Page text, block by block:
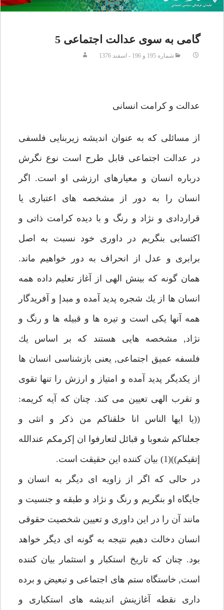
گامى به سوى عدالت اجتماعى 5
شماره 195 و 196 - اسفند 1376
عدالت و كرامت انسانى
از مسائلى كه به عنوان انديشه زيربنايى فلسفى
در عدالت اجتماعى قابل طرح است نوع نگرش
درباره انسان و معيارهاى ارزشى او است. اگر
انسان را به دور از مشخصه هاى اعتبارى يا
قراردادى و نژاد و رنگ و با ديده كرامت ذاتى و
اكتسابى بنگريم در داورى خود نسبت به اصل
برابرى و عدل از انحراف به دور خواهيم ماند.
همان گونه كه بينش الهى از آغاز تعليم داده همه
انسان ها از يك شجره پديد آمده و مبدإ و آفريدگار
همه آنها يكى است و تيره ها و قبيله ها و رنگ و
نژاد, مشخصه هايى هستند كه بر اساس يك
فلسفه عميق اجتماعى, يعنى بازشناسى انسان ها
از يكديگر پديد آمده و امتياز و ارزش را تنها تقوى
و تقرب الهى تعيين مى كند. چنان كه آيه كريمه:
((يا ايها الناس انا خلقناكم من ذكر و انثى و
جعلناكم شعوبا و قبائل لتعارفوا ان إكرمكم عندالله
إتقيكم))(1) بيان كننده اين حقيقت است.
در حالى كه اگر از زاويه اى ديگر به انسان و
جايگاه او بنگريم و رنگ و نژاد و طبقه و جنسيت و
مانند آن را در اين داورى و تعيين شخصيت حقوقى
انسان دخالت دهيم نتيجه به گونه اى ديگر خواهد
بود. چنان كه تاريخ استكبار و استثمار بيان كننده
است, خاستگاه ستم هاى اجتماعى و تبعيض و برده
دارى نقطه آغازينش انديشه هاى استكبارى و